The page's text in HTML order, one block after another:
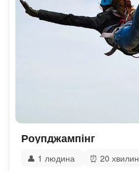
Роупджампінг
👤 1 людина ⏰ 20 хвилин